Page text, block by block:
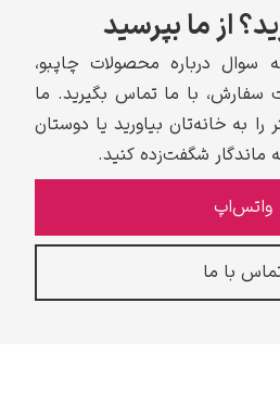
از ما بپرسید
سوال درباره محصولات چاپبو،
سفارش، با ما تماس بگیرید. ما
به خانه‌تان بیاورید یا دوستان
ماندگار شگفت‌زده کنید.
واتس‌اپ
با ما